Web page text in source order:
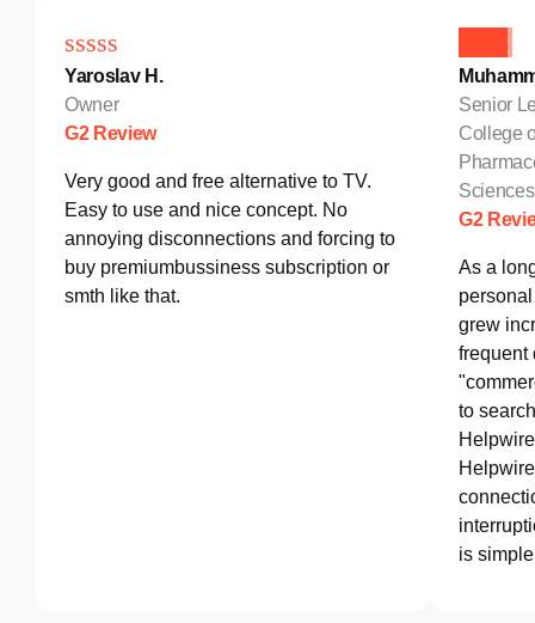
Yaroslav H.
Owner
G2 Review
Very good and free alternative to TV.
Easy to use and nice concept. No
annoying disconnections and forcing to
buy premiumbussiness subscription or
smth like that.
Senior
College
Sciences
G2
As a
grew
frequent
to
is